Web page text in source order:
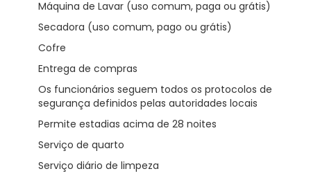
Máquina de Lavar (uso comum, paga ou grátis)
Secadora (uso comum, pago ou grátis)
Cofre
Entrega de compras
Os funcionários seguem todos os protocolos de
segurança definidos pelas autoridades locais
Permite estadias acima de 28 noites
Serviço de quarto
Serviço diário de limpeza